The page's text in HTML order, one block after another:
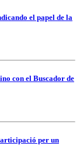
el papel de la
con el Buscador de
per un